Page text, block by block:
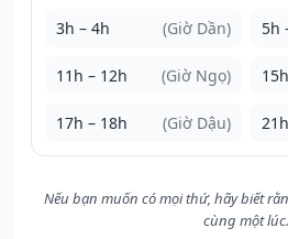
3h – 4h (Giờ Dần) 5h
11h – 12h (Giờ Ngọ)
17h – 18h (Giờ Dậu)
Nếu bạn muốn có mọi thứ, hãy biết
cùng một lúc.